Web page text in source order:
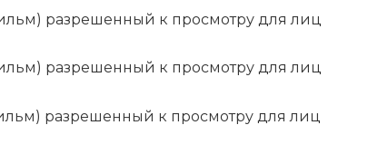
разрешенный к просмотру для лиц
разрешенный к просмотру для лиц
разрешенный к просмотру для лиц